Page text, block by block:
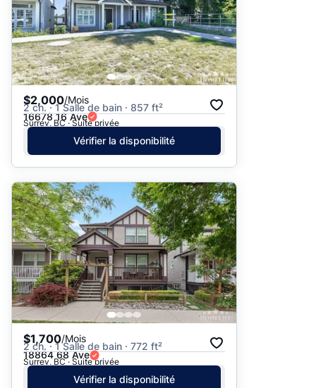
$2,000/Mois
2 ch. · 1 Salle de bain · 857 ft²
16678 16 Ave
Surrey, BC · Suite privée
Vérifier la disponibilité
$1,700/Mois
2 ch. · 1 Salle de bain · 772 ft²
18864 68 Ave
Surrey, BC · Suite privée
Vérifier la disponibilité